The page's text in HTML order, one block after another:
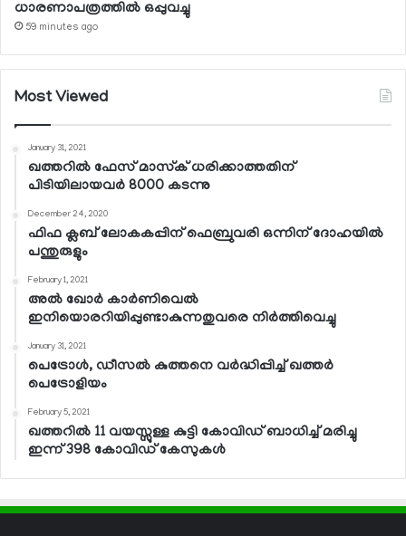
ധാരണാപത്രത്തില്‍ ഒപ്പുവച്ചു
59 minutes ago
Most Viewed
January 31, 2021
ഖത്തറില്‍ ഫേസ് മാസ്‌ക് ധരിക്കാത്തതിന്
പിടിയിലായവര്‍ 8000 കടന്നു
December 24, 2020
ഫിഫ ക്ലബ് ലോകകപ്പിന് ഫെബ്രുവരി ഒന്നിന് ദോഹയില്‍
പന്തുരുളും
February 1, 2021
അല്‍ ഖോര്‍ കാര്‍ണിവെല്‍
ഇനിയൊരറിയിപ്പുണ്ടാകുന്നതുവരെ നിര്‍ത്തിവെച്ചു
January 31, 2021
പെട്രോള്‍, ഡീസല്‍ കുത്തനെ വര്‍ദ്ധിപ്പിച്ച് ഖത്തര്‍
പെട്രോളിയം
February 5, 2021
ഖത്തറില്‍ 11 വയസ്സുള്ള കുട്ടി കോവിഡ് ബാധിച്ച് മരിച്ചു
ഇന്ന് 398 കോവിഡ് കേസുകള്‍